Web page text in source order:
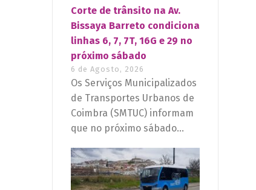
Corte de trânsito na Av.
Bissaya Barreto condiciona
linhas 6, 7, 7T, 16G e 29 no
próximo sábado
6 de Agosto, 2026
Os Serviços Municipalizados
de Transportes Urbanos de
Coimbra (SMTUC) informam
que no próximo sábado...